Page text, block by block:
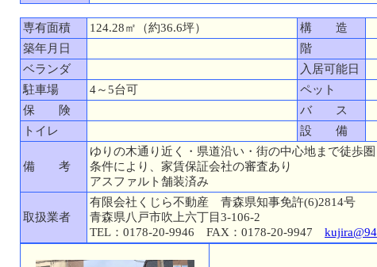
専有面積 124.28㎡（約36.6坪）
構 造
築年月日
階
ベランダ
入居可能日
駐車場
4～5台可
ペット
保 険
バ ス
トイレ
設 備
備 考
ゆりの木通り近く・県道沿い・街の中心地まで徒歩圏
条件により、家賃保証会社の審査あり
アスファルト舗装済み
取扱業者
有限会社くじら不動産 青森県知事免許(6)2814号
青森県八戸市吹上六丁目3-106-2
TEL：0178-20-9946 FAX：0178-20-9947